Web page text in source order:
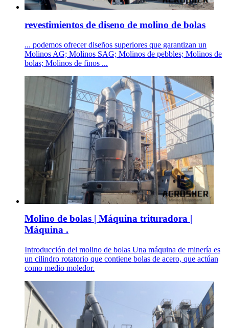
revestimientos de diseno de molino de bolas
... podemos ofrecer diseños superiores que garantizan un
Molinos AG; Molinos SAG; Molinos de pebbles; Molinos de
bolas; Molinos de finos ...
Molino de bolas | Máquina trituradora |
Máquina .
Introducción del molino de bolas Una máquina de minería es
un cilindro rotatorio que contiene bolas de acero, que actúan
como medio moledor.